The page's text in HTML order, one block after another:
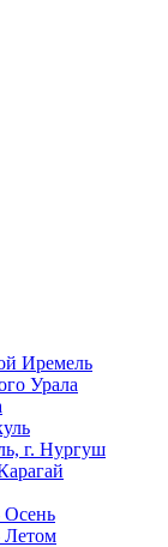
Иремель
Урала
г. Нургуш
Осень
Летом